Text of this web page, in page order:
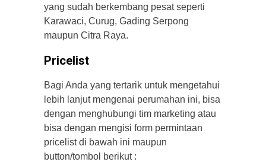
yang sudah berkembang pesat seperti
Karawaci, Curug, Gading Serpong
maupun Citra Raya.
Pricelist
Bagi Anda yang tertarik untuk mengetahui
lebih lanjut mengenai perumahan ini, bisa
dengan menghubungi tim marketing atau
bisa dengan mengisi form permintaan
pricelist di bawah ini maupun
button/tombol berikut :